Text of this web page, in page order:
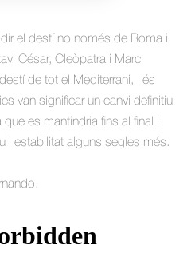
el destí no només de Roma i
César, Cleòpatra i Marc
de tot el Mediterrani, i és
van significar un canvi definitiu
es mantindria fins al final i
i estabilitat alguns segles més.